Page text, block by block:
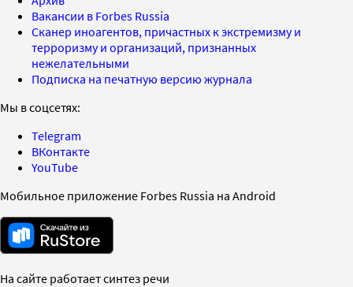
Вакансии в Forbes Russia
Сканер иноагентов, причастных к экстремизму и
терроризму и организаций, признанных
нежелательными
Подписка на печатную версию журнала
Мы в соцсетях:
Telegram
ВКонтакте
YouTube
Мобильное приложение Forbes Russia на Android
На сайте работает синтез речи